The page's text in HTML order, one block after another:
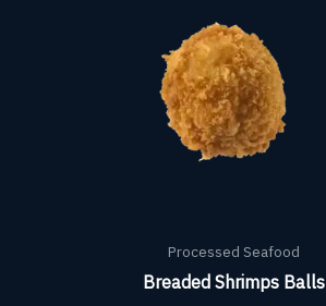
Processed Seafood
Breaded Shrimps Balls